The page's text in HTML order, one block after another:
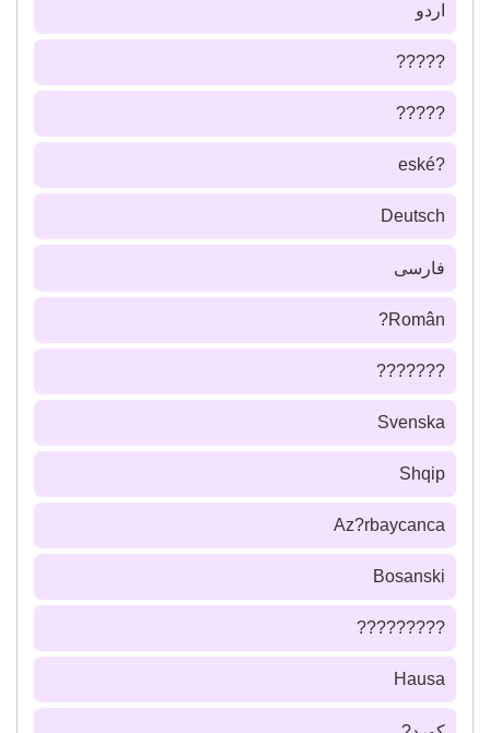
اردو
?????
?????
?eské
Deutsch
فارسى
Român?
???????
Svenska
Shqip
Az?rbaycanca
Bosanski
?????????
Hausa